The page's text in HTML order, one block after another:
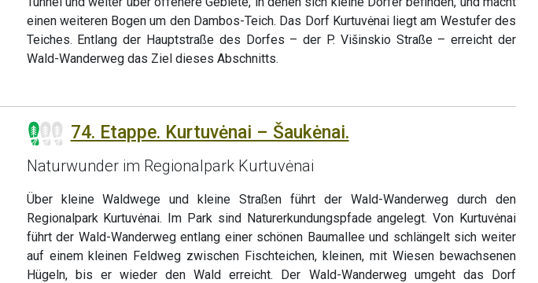
einen weiteren Bogen um den Dambos-Teich. Das Dorf Kurtuvėnai liegt am Westufer des
Teiches. Entlang der Hauptstraße des Dorfes – der P. Višinskio Straße – erreicht der
Wald-Wanderweg das Ziel dieses Abschnitts.
74. Etappe. Kurtuvėnai – Šaukėnai.
Naturwunder im Regionalpark Kurtuvėnai
Über kleine Waldwege und kleine Straßen führt der Wald-Wanderweg durch den
Regionalpark Kurtuvėnai. Im Park sind Naturerkundungspfade angelegt. Von Kurtuvėnai
führt der Wald-Wanderweg entlang einer schönen Baumallee und schlängelt sich weiter
auf einem kleinen Feldweg zwischen Fischteichen, kleinen, mit Wiesen bewachsenen
Hügeln, bis er wieder den Wald erreicht. Der Wald-Wanderweg umgeht das Dorf